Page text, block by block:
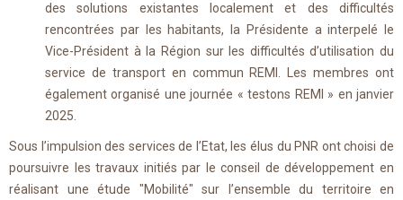
des solutions existantes localement et des difficultés
rencontrées par les habitants, la Présidente a interpelé le
Vice-Président à la Région sur les difficultés d’utilisation du
service de transport en commun REMI. Les membres ont
également organisé une journée « testons REMI » en janvier
2025.
Sous l’impulsion des services de l’Etat, les élus du PNR ont choisi de
poursuivre les travaux initiés par le conseil de développement en
réalisant une étude "Mobilité" sur l’ensemble du territoire en